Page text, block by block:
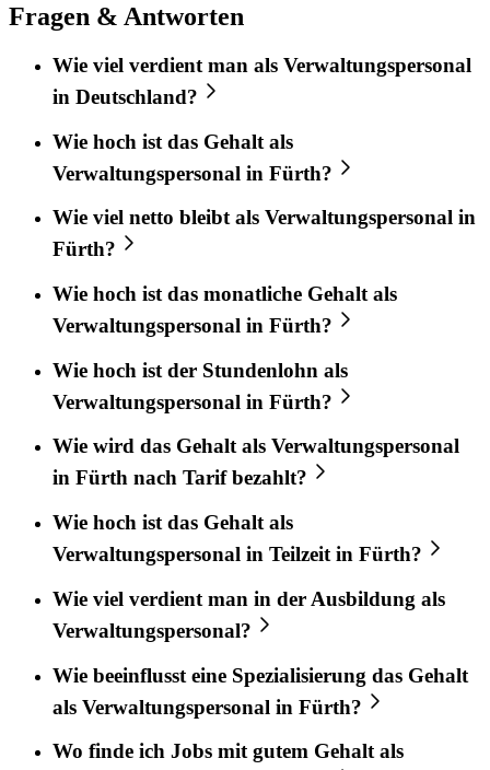
Fragen & Antworten
Wie viel verdient man als Verwaltungspersonal
in Deutschland?
Wie hoch ist das Gehalt als
Verwaltungspersonal in Fürth?
Wie viel netto bleibt als Verwaltungspersonal in
Fürth?
Wie hoch ist das monatliche Gehalt als
Verwaltungspersonal in Fürth?
Wie hoch ist der Stundenlohn als
Verwaltungspersonal in Fürth?
Wie wird das Gehalt als Verwaltungspersonal
in Fürth nach Tarif bezahlt?
Wie hoch ist das Gehalt als
Verwaltungspersonal in Teilzeit in Fürth?
Wie viel verdient man in der Ausbildung als
Verwaltungspersonal?
Wie beeinflusst eine Spezialisierung das Gehalt
als Verwaltungspersonal in Fürth?
Wo finde ich Jobs mit gutem Gehalt als